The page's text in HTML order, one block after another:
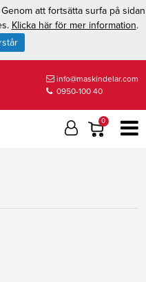
info@maskindelar.com
0950-100 40
0
att fortsätta surfa på sidan
Klicka här för mer information.